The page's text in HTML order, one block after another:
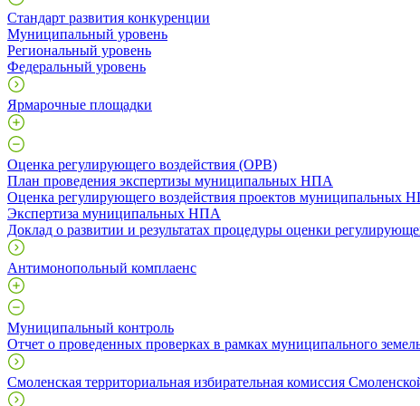
Стандарт развития конкуренции
Муниципальный уровень
Региональный уровень
Федеральный уровень
Ярмарочные площадки
Оценка регулирующего воздействия (ОРВ)
План проведения экспертизы муниципальных НПА
Оценка регулирующего воздействия проектов муниципальных
Экспертиза муниципальных НПА
Доклад о развитии и результатах процедуры оценки
Антимонопольный комплаенс
Муниципальный контроль
Отчет о проведенных проверках в рамках муниципального
Смоленская территориальная избирательная комиссия